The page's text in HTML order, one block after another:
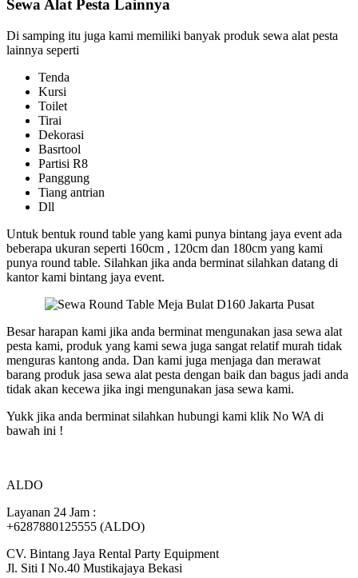
Sewa Alat Pesta Lainnya
Di samping itu juga kami memiliki banyak produk sewa alat pesta
lainnya seperti
Tenda
Kursi
Toilet
Tirai
Dekorasi
Basrtool
Partisi R8
Panggung
Tiang antrian
Dll
Untuk bentuk round table yang kami punya bintang jaya event ada
beberapa ukuran seperti 160cm , 120cm dan 180cm yang kami
punya round table. Silahkan jika anda berminat silahkan datang di
kantor kami bintang jaya event.
Besar harapan kami jika anda berminat mengunakan jasa sewa alat
pesta kami, produk yang kami sewa juga sangat relatif murah tidak
menguras kantong anda. Dan kami juga menjaga dan merawat
barang produk jasa sewa alat pesta dengan baik dan bagus jadi anda
tidak akan kecewa jika ingi mengunakan jasa sewa kami.
Yukk jika anda berminat silahkan hubungi kami klik No WA di
bawah ini !
ALDO
Layanan 24 Jam :
+6287880125555 (ALDO)
CV. Bintang Jaya Rental Party Equipment
Jl. Siti I No.40 Mustikajaya Bekasi